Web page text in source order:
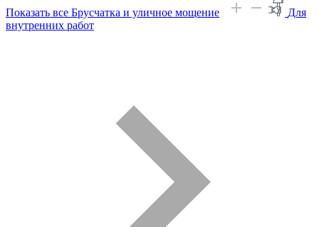
Показать все Брусчатка и уличное мощение
Для
внутренних работ